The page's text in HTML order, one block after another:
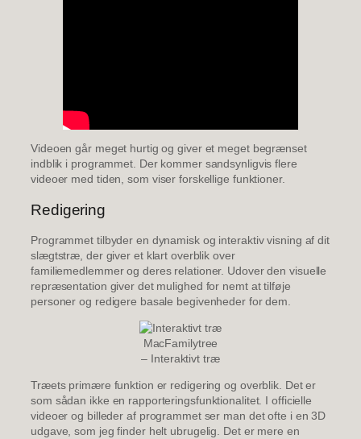
Videoen går meget hurtig og giver et meget begrænset
indblik i programmet. Der kommer sandsynligvis flere
videoer med tiden, som viser forskellige funktioner.
Redigering
Programmet tilbyder en dynamisk og interaktiv visning af dit
slægtstræ, der giver et klart overblik over
familiemedlemmer og deres relationer. Udover den visuelle
repræsentation giver det mulighed for nemt at tilføje
personer og redigere basale begivenheder for dem.
MacFamilytree
– Interaktivt træ
Træets primære funktion er redigering og overblik. Det er
som sådan ikke en rapporteringsfunktionalitet. I officielle
videoer og billeder af programmet ser man det ofte i en 3D
udgave, som jeg finder helt ubrugelig. Det er mere en